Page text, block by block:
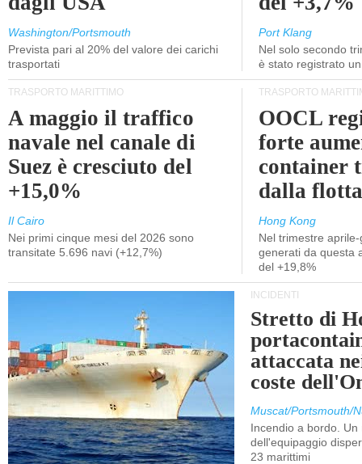
Washington/Portsmouth
Prevista pari al 20% del valore dei carichi
trasportati
Port Klang
Nel solo secondo
è stato registrato
TRASPORTO MARITTIMO
A maggio il traffico
navale nel canale di
Suez è cresciuto del
+15,0%
Il Cairo
Nei primi cinque mesi del 2026 sono
transitate 5.696 navi (+12,7%)
TRASPORTO
OOCL
forte
container
dalla
Hong Kong
Nel trimestre
generati da questa
del +19,8%
INCIDENTI
Stretto di
attaccata
coste
Muscat/Portsmouth/
Incendio a bordo. Un
dell'equipaggio
23 marittimi